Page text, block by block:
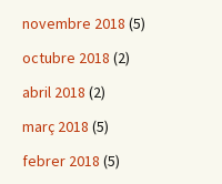
novembre 2018 (5)
octubre 2018 (2)
abril 2018 (2)
març 2018 (5)
febrer 2018 (5)